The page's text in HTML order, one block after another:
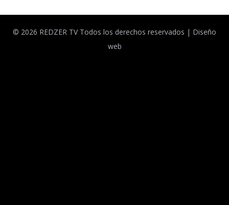
© 2026 REDZER TV Todos los derechos reservados | Diseño
web